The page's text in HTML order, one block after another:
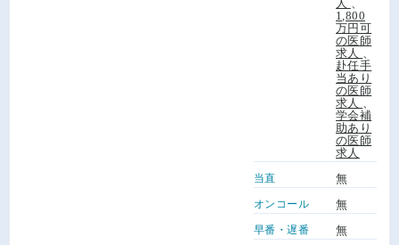
人
1,800
万円可
の医師
求人
赴任手
当あり
の医師
求人
学会補
助あり
の医師
求人
当直 無
オンコール 無
早番・遅番 無